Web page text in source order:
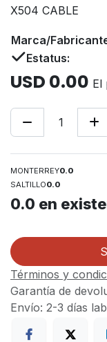
X504 CABLE
Marca/
Estatus:
USD 0.00 El
MONTERREY0.0
SALTILLO0.0
0.0 en
Términos y
Garantía de
Envío: 2-3 días